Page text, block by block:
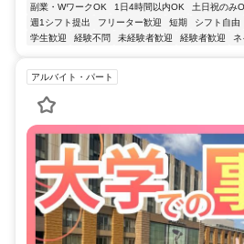
副業・WワークOK
1日4時間以内OK 土日祝のみ
週1シフト提出
フリーター歓迎 短期 シフト自由
学生歓迎
経験不問 未経験者歓迎 経験者歓迎 ネ
アルバイト・パート